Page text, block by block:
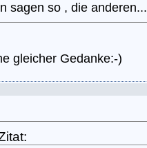
sagen so , die anderen...
gleicher Gedanke:-)